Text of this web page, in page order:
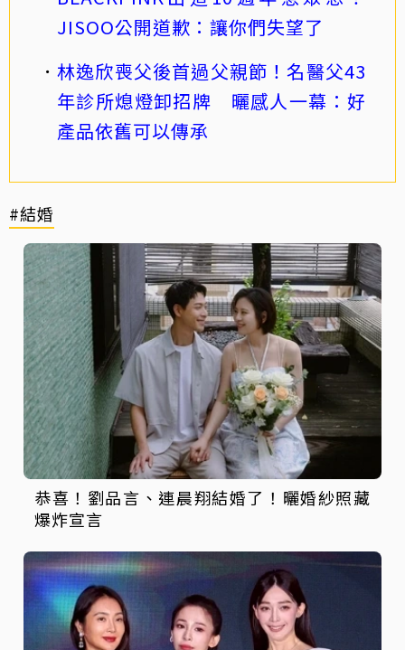
JISOO公開道歉：讓你們失望了
林逸欣喪父後首過父親節！名醫父43
年診所熄燈卸招牌 曬感人一幕：好
產品依舊可以傳承
#結婚
恭喜！劉品言、連晨翔結婚了！曬婚紗照藏
爆炸宣言